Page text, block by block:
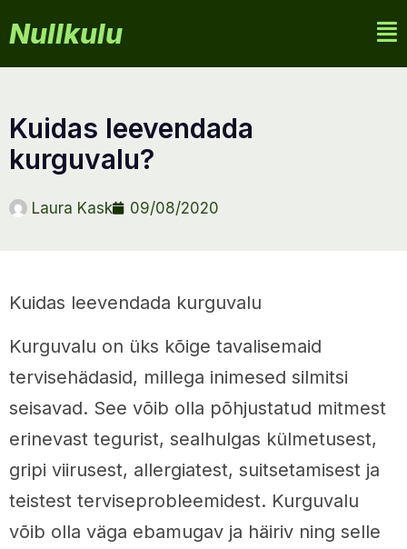
Nullkulu
kuidas leevendada
kurguvalu?
Laura Kask 09/08/2020
Kuidas leevendada kurguvalu
Kurguvalu on üks kõige tavalisemaid
tervisehädasid, millega inimesed silmitsi
seisavad. See võib olla põhjustatud mitmest
erinevast tegurist, sealhulgas külmetusest,
gripi viirusest, allergiatest, suitsetamisest ja
teistest terviseprobleemidest. Kurguvalu
võib olla väga ebamugav ja häiriv ning selle